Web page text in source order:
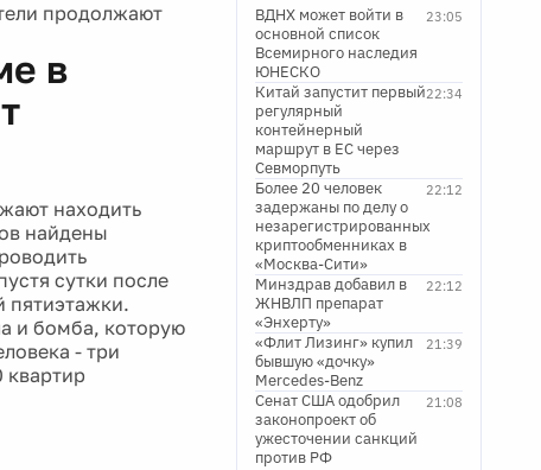
продолжают
в
находить
найдены
сутки после
пятиэтажки.
и бомба, которую
- три
23:05
ВДНХ может войти в
основной список
Всемирного наследия
ЮНЕСКО
22:34
Китай запустит первый
регулярный
контейнерный
маршрут в ЕС через
Севморпуть
22:12
Более 20 человек
задержаны по делу о
незарегистрированных
криптообменниках в
«Москва-Сити»
22:12
Минздрав добавил в
ЖНВЛП препарат
«Энхерту»
21:39
«Флит Лизинг» купил
бывшую «дочку»
Mercedes-Benz
21:08
Сенат США одобрил
законопроект об
ужесточении санкций
против РФ